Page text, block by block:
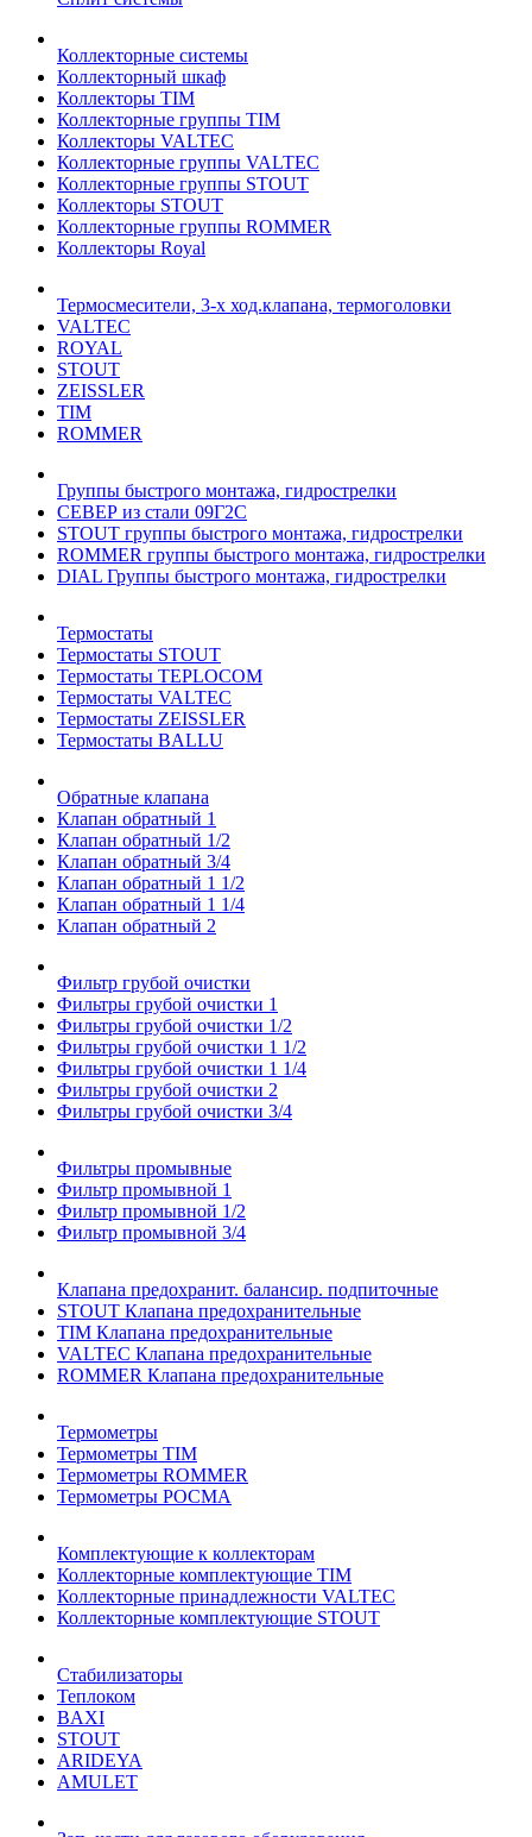
Коллекторные системы
Коллекторный шкаф
Коллекторы TIM
Коллекторные группы TIM
Коллекторы VALTEC
Коллекторные группы VALTEC
Коллекторные группы STOUT
Коллекторы STOUT
Коллекторные группы ROMMER
Коллекторы Royal
Термосмесители, 3-х ход.клапана, термоголовки
VALTEC
ROYAL
STOUT
ZEISSLER
TIM
ROMMER
Группы быстрого монтажа, гидрострелки
СЕВЕР из стали 09Г2С
STOUT группы быстрого монтажа, гидрострелки
ROMMER группы быстрого монтажа, гидрострелки
DIAL Группы быстрого монтажа, гидрострелки
Термостаты
Термостаты STOUT
Термостаты TEPLOCOM
Термостаты VALTEC
Термостаты ZEISSLER
Термостаты BALLU
Обратные клапана
Клапан обратный 1
Клапан обратный 1/2
Клапан обратный 3/4
Клапан обратный 1 1/2
Клапан обратный 1 1/4
Клапан обратный 2
Фильтр грубой очистки
Фильтры грубой очистки 1
Фильтры грубой очистки 1/2
Фильтры грубой очистки 1 1/2
Фильтры грубой очистки 1 1/4
Фильтры грубой очистки 2
Фильтры грубой очистки 3/4
Фильтры промывные
Фильтр промывной 1
Фильтр промывной 1/2
Фильтр промывной 3/4
Клапана предохранит. балансир. подпиточные
STOUT Клапана предохранительные
TIM Клапана предохранительные
VALTEC Клапана предохранительные
ROMMER Клапана предохранительные
Термометры
Термометры TIM
Термометры ROMMER
Термометры РОСМА
Комплектующие к коллекторам
Коллекторные комплектующие TIM
Коллекторные принадлежности VALTEC
Коллекторные комплектующие STOUT
Стабилизаторы
Теплоком
BAXI
STOUT
ARIDEYA
AMULET